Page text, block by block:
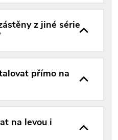
z jiné série
přímo na
na levou i